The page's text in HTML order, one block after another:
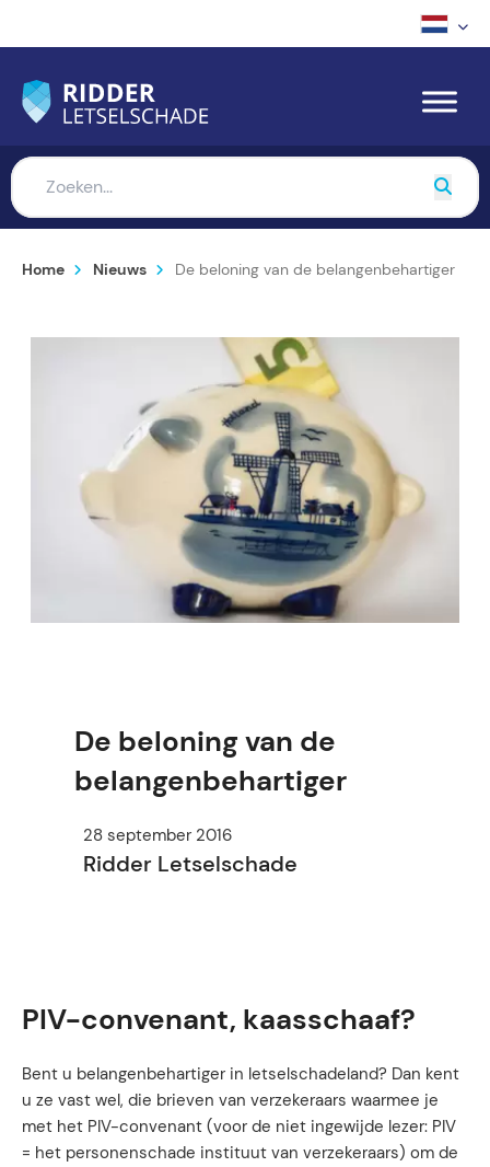
Home Nieuws De beloning van de belangenbehartiger
De beloning van de
belangenbehartiger
28 september 2016
Ridder Letselschade
PIV-convenant, kaasschaaf?
Bent u belangenbehartiger in letselschadeland? Dan kent
u ze vast wel, die brieven van verzekeraars waarmee je
met het PIV-convenant (voor de niet ingewijde lezer: PIV
= het personenschade instituut van verzekeraars) om de